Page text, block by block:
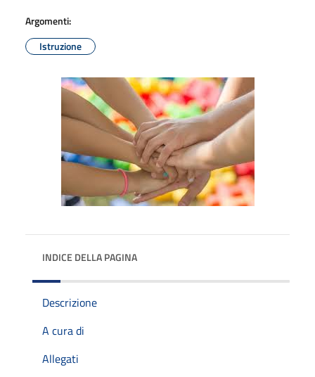
Argomenti:
Istruzione
INDICE DELLA PAGINA
Descrizione
A cura di
Allegati